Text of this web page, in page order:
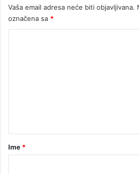
e
d
a
Vaša email adresa neće biti objavljivana.
označena sa *
rIme *